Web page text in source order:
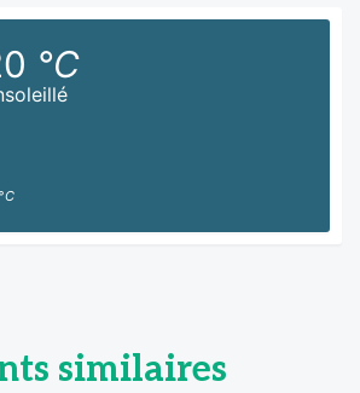
°C
°C
similaires